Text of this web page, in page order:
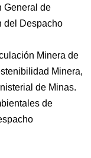
General de
del Despacho
Minera de
Minera,
de Minas.
de